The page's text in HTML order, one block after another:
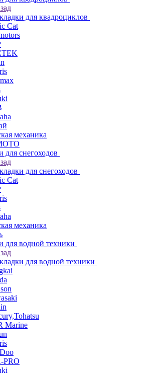
для квадроциклов
Cat
механика
для снегоходов
для снегоходов
Cat
механика
для водной техники
для водной техники
Marine
PRO